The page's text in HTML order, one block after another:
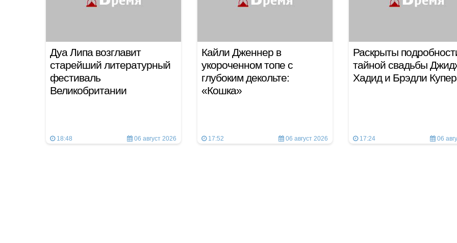
Дуа Липа возглавит
старейший литературный
фестиваль
Великобритании
18:48 06 август 2026
Кайли Дженнер в
укороченном топе с
глубоким декольте:
«Кошка»
17:52 06 август 2026
Раскрыты
тайной свадьбы
Хадид и Брэдли
17:24 06